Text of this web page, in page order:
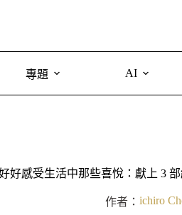
專題 AI
好感受生活中那些喜悅：獻上 3
作者： ichiro